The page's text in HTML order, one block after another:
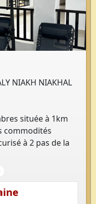
NIAKH NIAKHAL
située à 1km
commodités
à 2 pas de la